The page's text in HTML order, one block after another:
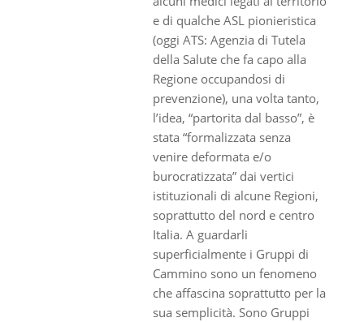
e di qualche ASL pionieristica
(oggi ATS: Agenzia di Tutela
della Salute che fa capo alla
Regione occupandosi di
prevenzione), una volta tanto,
l’idea, “partorita dal basso”, è
stata “formalizzata senza
venire deformata e/o
burocratizzata” dai vertici
istituzionali di alcune Regioni,
soprattutto del nord e centro
Italia. A guardarli
superficialmente i Gruppi di
Cammino sono un fenomeno
che affascina soprattutto per la
sua semplicità. Sono Gruppi